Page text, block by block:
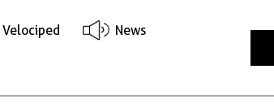
Velociped News